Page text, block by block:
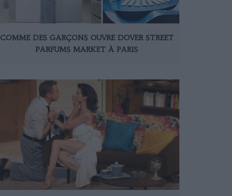
COMME DES GARÇONS OUVRE DOVER STREET
PARFUMS MARKET À PARIS